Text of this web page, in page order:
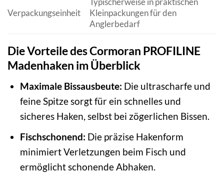
Verpackungseinheit
Kleinpackungen für den
Anglerbedarf
Die Vorteile des Cormoran PROFILINE
Madenhaken im Überblick
Maximale Bissausbeute: Die ultrascharfe und
feine Spitze sorgt für ein schnelles und
sicheres Haken, selbst bei zögerlichen Bissen.
Fischschonend: Die präzise Hakenform
minimiert Verletzungen beim Fisch und
ermöglicht schonende Abhaken.